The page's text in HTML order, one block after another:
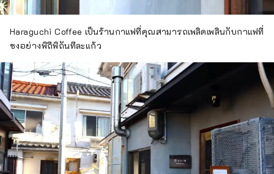
Haraguchi Coffee เป็นร้านกาแฟที่คุณสามารถเพลิดเพลินกับกาแฟที่
ชงอย่างพิถีพิถันทีละแก้ว